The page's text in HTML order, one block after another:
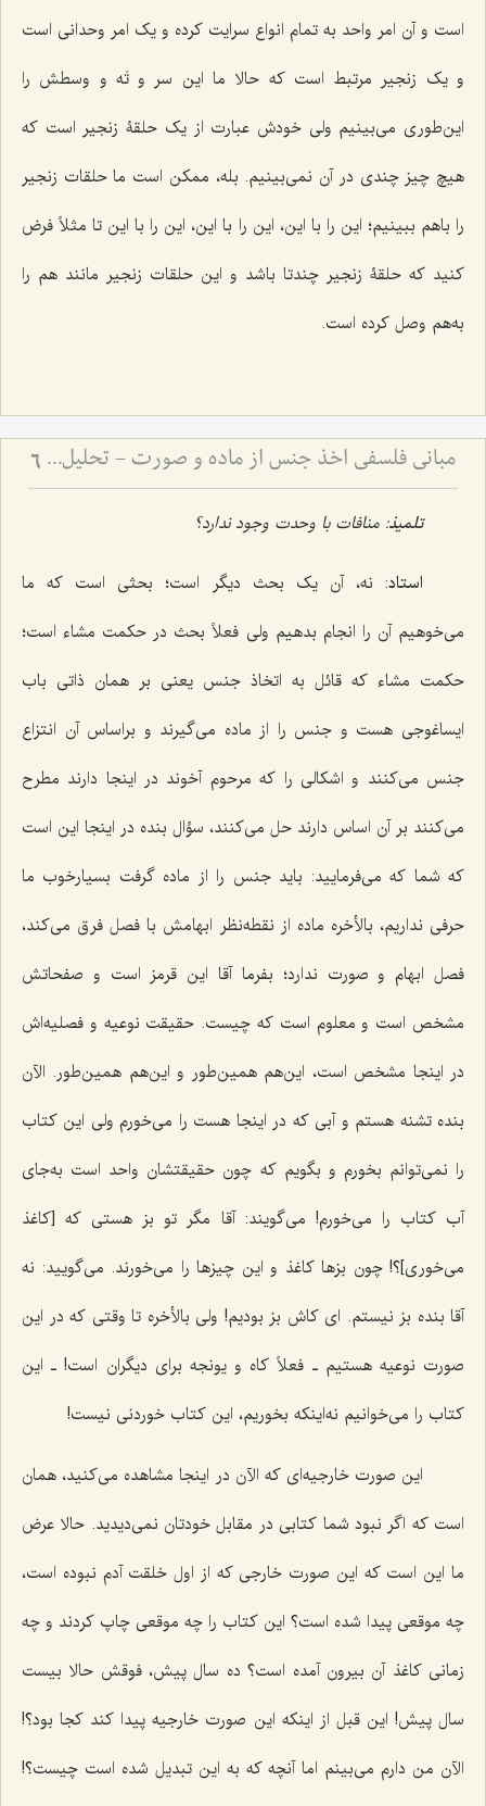
است و آن امر واحد به تمام انواع سرایت کرده و یک امر وحدانى است
و یک زنجیر مرتبط است که‌ حالا ما این سر و تَه و وسطش را
این‌طورى مى‌بینیم ولى خودش عبارت از یک حلقۀ زنجیر است که
هیچ چیز چندی در آن نمى‌بینیم. بله، ممکن است ما حلقات زنجیر
را باهم ببینیم؛ این را با این، این را با این، این را با این تا مثلاً فرض
کنید که حلقۀ زنجیر چندتا باشد و این حلقات زنجیر مانند هم را
به‌هم وصل کرده است.
مبانی فلسفی اخذ جنس از ماده و صورت - تحلیل دیدگاه حکمت مشاء و نقد آن در انتزاع مفاهیم 6
تلمیذ: منافات با وحدت وجود ندارد؟
استاد: نه، آن یک بحث دیگر است؛ بحثی است که ما
می‌خوهیم آن را انجام بدهیم ولی فعلاً بحث در حکمت مشاء است؛
حکمت مشاء که قائل به اتخاذ جنس یعنى بر همان ذاتى باب
ایساغوجى هست و جنس را از ماده مى‌گیرند و براساس آن انتزاع
جنس مى‌کنند و اشکالى را که مرحوم آخوند در اینجا دارند مطرح
مى‌کنند بر آن اساس دارند حل مى‌کنند، سؤال بنده در اینجا این است
که شما که مى‌فرمایید: باید جنس را از ماده گرفت بسیارخوب ما
حرفى نداریم، بالأخره ماده از نقطه‌نظر ابهامش با فصل فرق مى‌کند،
فصل ابهام و صورت ندارد؛ بفرما آقا این قرمز است و صفحاتش
مشخص است و معلوم است که چیست. حقیقت نوعیه و فصلیه‌اش
در اینجا مشخص است، این‌هم همین‌طور و این‌هم همین‌طور. الآن
بنده تشنه هستم و آبى که در اینجا هست را مى‌خورم ولى این کتاب
را نمى‌توانم بخورم و بگویم که چون حقیقتشان واحد است به‌جاى
آب کتاب را مى‌خورم! می‌گویند: آقا مگر تو بز هستی که [کاغذ
می‌خوری]؟! چون بزها کاغذ و این چیزها را مى‌خورند. می‌گویید: نه
آقا بنده بز نیستم. اى کاش بز بودیم! ولى بالأخره تا وقتى که در این
صورت نوعیه هستیم ـ فعلاً کاه و یونجه برای دیگران است! ـ این
کتاب را مى‌خوانیم نه‌اینکه بخوریم، این کتاب خوردنى نیست!
این صورت خارجیه‌اى که الآن در اینجا مشاهده مى‌کنید، همان
است که اگر نبود شما کتابى در مقابل خودتان نمى‌دیدید. حالا عرض
ما این است که این صورت خارجى که از اول خلقت آدم نبوده است،
چه موقعی پیدا شده است؟ این کتاب را چه موقعی چاپ کردند و چه
زمانی کاغذ آن بیرون آمده است؟ ده سال پیش، فوقش حالا بیست
سال پیش! این قبل از اینکه این صورت خارجیه پیدا کند کجا بود؟!
الآن من دارم مى‌بینم اما آنچه که به این تبدیل شده است چیست؟!